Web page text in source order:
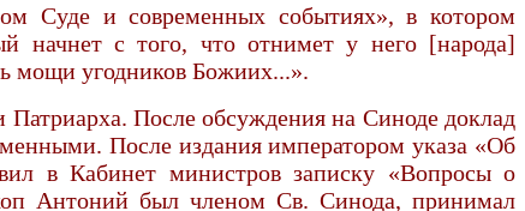
Суде и современных событиях», в котором
начнет с того, что отнимет у него [народа]
мощи угодников Божиих...».
Патриарха. После обсуждения на Синоде доклад
После издания императором указа «Об
в Кабинет министров записку «Вопросы о
Антоний был членом Св. Синода, принимал